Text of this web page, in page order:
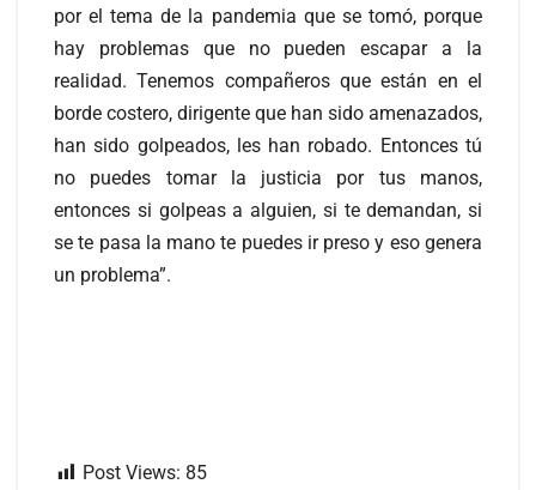
por el tema de la pandemia que se tomó, porque
hay problemas que no pueden escapar a la
realidad. Tenemos compañeros que están en el
borde costero, dirigente que han sido amenazados,
han sido golpeados, les han robado. Entonces tú
no puedes tomar la justicia por tus manos,
entonces si golpeas a alguien, si te demandan, si
se te pasa la mano te puedes ir preso y eso genera
un problema”.
Post Views: 85